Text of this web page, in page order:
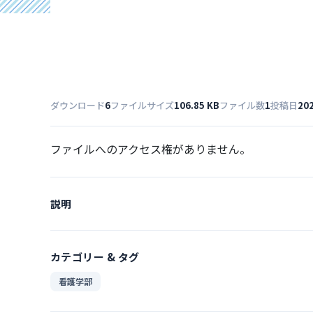
ダウンロード6ファイルサイズ106.85 KBファイル数1投稿日
ファイルへのアクセス権がありません。
説明
カテゴリー & タグ
看護学部